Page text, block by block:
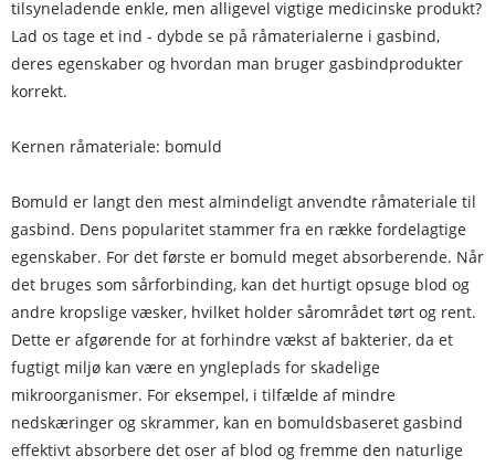
tilsyneladende enkle, men alligevel vigtige medicinske produkt?
Lad os tage et ind - dybde se på råmaterialerne i gasbind,
deres egenskaber og hvordan man bruger gasbindprodukter
korrekt.
Kernen råmateriale: bomuld
Bomuld er langt den mest almindeligt anvendte råmateriale til
gasbind. Dens popularitet stammer fra en række fordelagtige
egenskaber. For det første er bomuld meget absorberende. Når
det bruges som sårforbinding, kan det hurtigt opsuge blod og
andre kropslige væsker, hvilket holder sårområdet tørt og rent.
Dette er afgørende for at forhindre vækst af bakterier, da et
fugtigt miljø kan være en yngleplads for skadelige
mikroorganismer. For eksempel, i tilfælde af mindre
nedskæringer og skrammer, kan en bomuldsbaseret gasbind
effektivt absorbere det oser af blod og fremme den naturlige